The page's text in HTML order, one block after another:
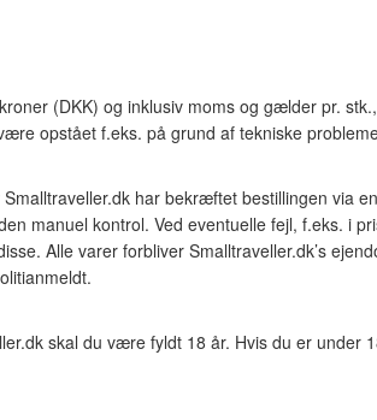
(DKK) og inklusiv moms og gælder pr.
opstået f.eks. på grund af tekniske
har bekræftet bestillingen via
manuel kontrol. Ved eventuelle fejl, f.eks. i
Alle varer forbliver Smalltraveller.dk’s
skal du være fyldt 18 år. Hvis du er under